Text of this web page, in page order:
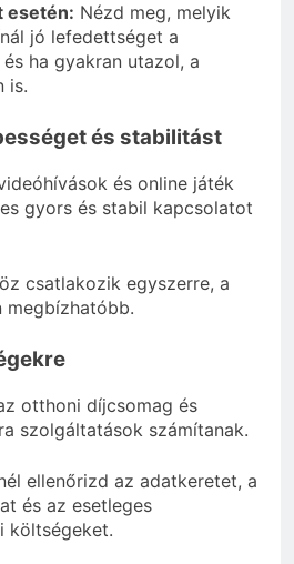
esetén: Nézd meg, melyik
jó lefedettséget a
ha gyakran utazol, a
is.
és stabilitást
és online játék
gyors és stabil kapcsolatot
csatlakozik egyszerre, a
megbízhatóbb.
otthoni díjcsomag és
szolgáltatások számítanak.
ellenőrizd az adatkeretet, a
és az esetleges
költségeket.